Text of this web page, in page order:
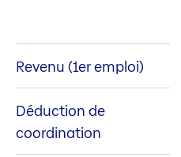
Revenu (1er emploi)
Déduction de
coordination